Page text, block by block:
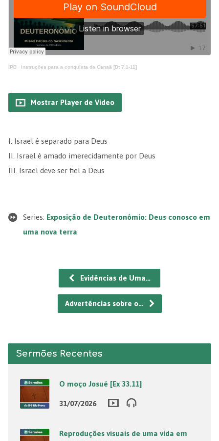
IPB· Instruções para a conquista de Canaã [Dt 7.1-11]
Mostrar Player de Vídeo
I. Israel é separado para Deus
II. Israel é amado imerecidamente por Deus
III. Israel deve ser fiel a Deus
Series: Exposição de Deuteronômio: Deus conosco em
uma nova terra
Evidências de Uma…
Advertências sobre o…
Sermões Recentes
O moço Josué [Ex 33.11]
31/07/2026
Reproduções visuais de uma vida em